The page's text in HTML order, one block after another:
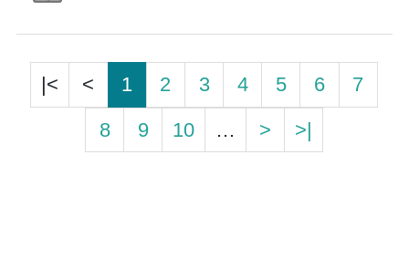
|< < 1 2 3 4 5 6
7
8
9 10 … > >|